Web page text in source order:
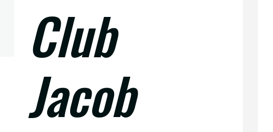
Club
Jacob